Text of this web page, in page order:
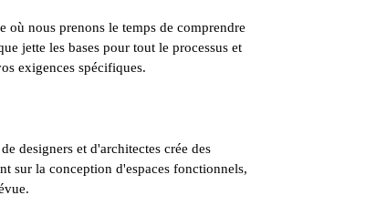
nous prenons le temps de comprendre
jette les bases pour tout le processus et
exigences spécifiques.
designers et d'architectes crée des
sur la conception d'espaces fonctionnels,